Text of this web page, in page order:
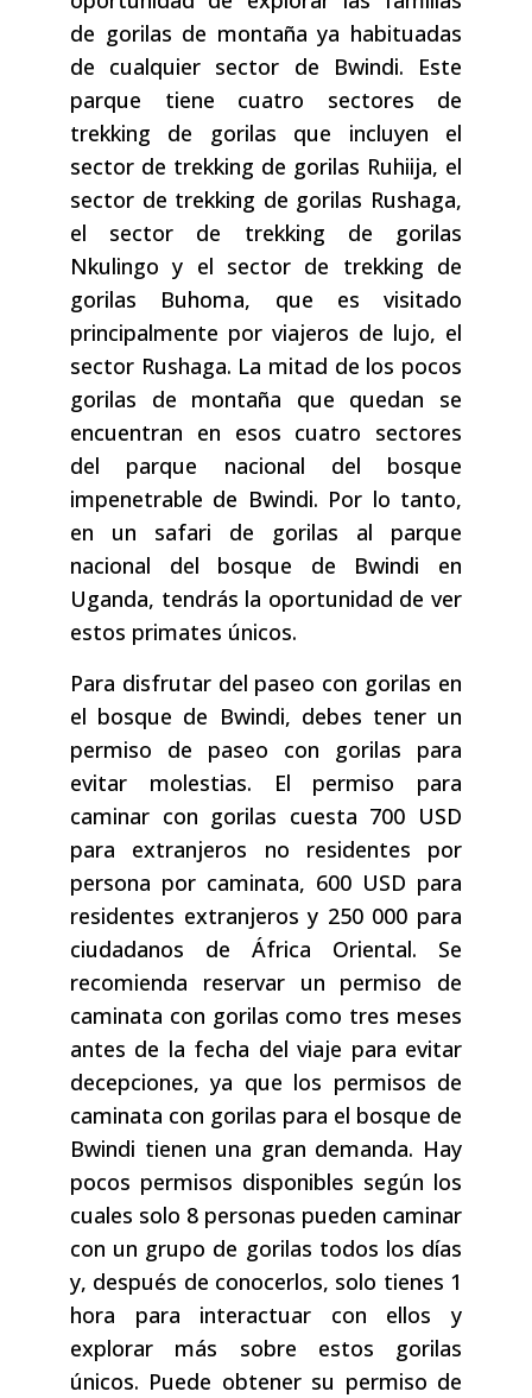
de gorilas de montaña ya habituadas
de cualquier sector de Bwindi. Este
parque tiene cuatro sectores de
trekking de gorilas que incluyen el
sector de trekking de gorilas Ruhiija, el
sector de trekking de gorilas Rushaga,
el sector de trekking de gorilas
Nkulingo y el sector de trekking de
gorilas Buhoma, que es visitado
principalmente por viajeros de lujo, el
sector Rushaga. La mitad de los pocos
gorilas de montaña que quedan se
encuentran en esos cuatro sectores
del parque nacional del bosque
impenetrable de Bwindi. Por lo tanto,
en un safari de gorilas al parque
nacional del bosque de Bwindi en
Uganda, tendrás la oportunidad de ver
estos primates únicos.
Para disfrutar del paseo con gorilas en
el bosque de Bwindi, debes tener un
permiso de paseo con gorilas para
evitar molestias. El permiso para
caminar con gorilas cuesta 700 USD
para extranjeros no residentes por
persona por caminata, 600 USD para
residentes extranjeros y 250 000 para
ciudadanos de África Oriental. Se
recomienda reservar un permiso de
caminata con gorilas como tres meses
antes de la fecha del viaje para evitar
decepciones, ya que los permisos de
caminata con gorilas para el bosque de
Bwindi tienen una gran demanda. Hay
pocos permisos disponibles según los
cuales solo 8 personas pueden caminar
con un grupo de gorilas todos los días
y, después de conocerlos, solo tienes 1
hora para interactuar con ellos y
explorar más sobre estos gorilas
únicos. Puede obtener su permiso de